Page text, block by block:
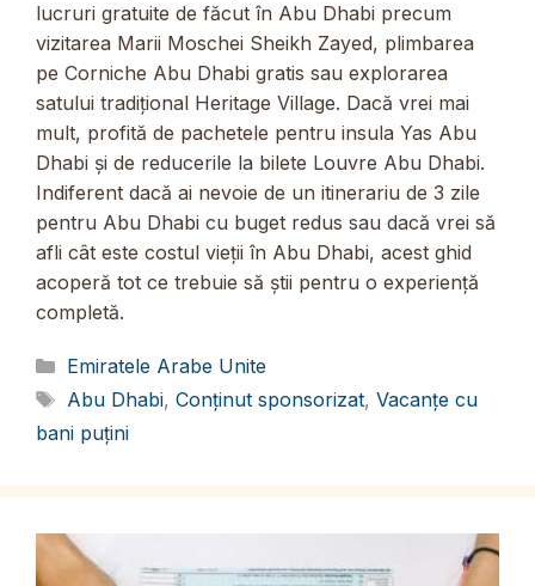
lucruri gratuite de făcut în Abu Dhabi precum
vizitarea Marii Moschei Sheikh Zayed, plimbarea
pe Corniche Abu Dhabi gratis sau explorarea
satului tradițional Heritage Village. Dacă vrei mai
mult, profită de pachetele pentru insula Yas Abu
Dhabi și de reducerile la bilete Louvre Abu Dhabi.
Indiferent dacă ai nevoie de un itinerariu de 3 zile
pentru Abu Dhabi cu buget redus sau dacă vrei să
afli cât este costul vieții în Abu Dhabi, acest ghid
acoperă tot ce trebuie să știi pentru o experiență
completă.
Categorii
Emiratele Arabe Unite
Etichete
Abu Dhabi, Conținut sponsorizat, Vacanțe cu
bani puțini